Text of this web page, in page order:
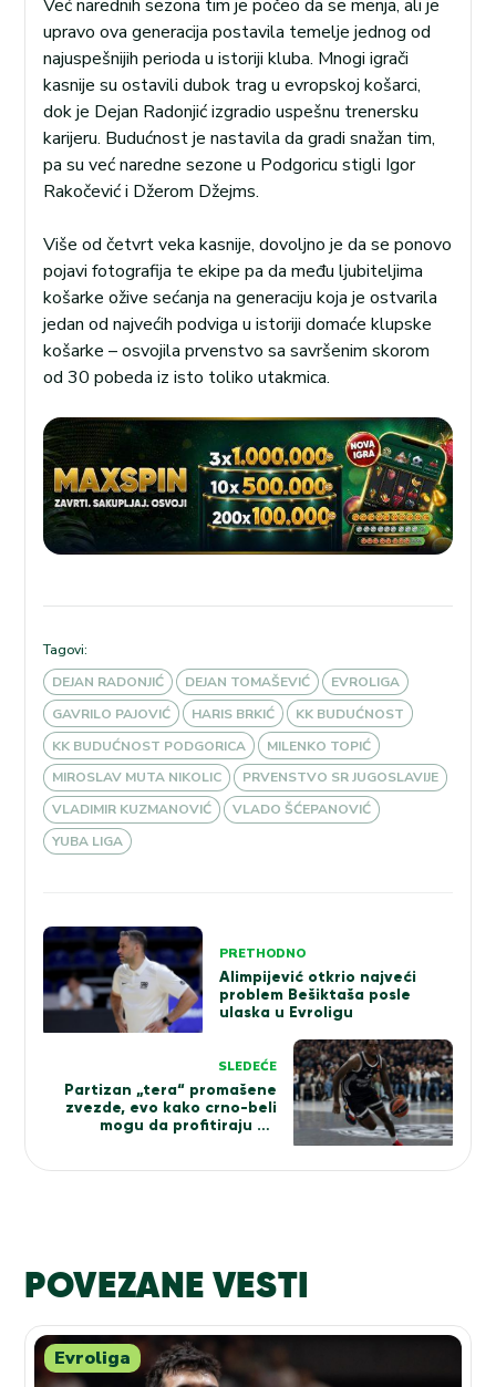
Već narednih sezona tim je počeo da se menja, ali je
upravo ova generacija postavila temelje jednog od
najuspešnijih perioda u istoriji kluba. Mnogi igrači
kasnije su ostavili dubok trag u evropskoj košarci,
dok je Dejan Radonjić izgradio uspešnu trenersku
karijeru. Budućnost je nastavila da gradi snažan tim,
pa su već naredne sezone u Podgoricu stigli Igor
Rakočević i Džerom Džejms.
Više od četvrt veka kasnije, dovoljno je da se ponovo
pojavi fotografija te ekipe pa da među ljubiteljima
košarke ožive sećanja na generaciju koja je ostvarila
jedan od najvećih podviga u istoriji domaće klupske
košarke – osvojila prvenstvo sa savršenim skorom
od 30 pobeda iz isto toliko utakmica.
Tagovi:
DEJAN RADONJIĆ
DEJAN TOMAŠEVIĆ
EVROLIGA
GAVRILO PAJOVIĆ
HARIS BRKIĆ
KK BUDUĆNOST
KK BUDUĆNOST PODGORICA
MILENKO TOPIĆ
MIROSLAV MUTA NIKOLIC
PRVENSTVO SR JUGOSLAVIJE
VLADIMIR KUZMANOVIĆ
VLADO ŠĆEPANOVIĆ
YUBA LIGA
Kretanje
članka
PRETHODNO
Alimpijević otkrio najveći
problem Bešiktaša posle
ulaska u Evroligu
SLEDEĆE
Partizan „tera“ promašene
zvezde, evo kako crno-beli
mogu da profitiraju od
POVEZANE VESTI
Evroliga